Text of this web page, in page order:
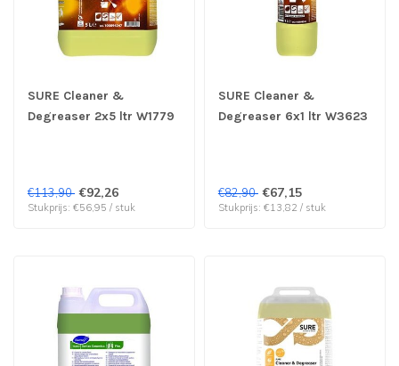
SURE Cleaner &
Degreaser 2x5 ltr W1779
€113,90 €92,26
Stukprijs: €56,95 / stuk
SURE Cleaner &
Degreaser 6x1 ltr W3623
€82,90 €67,15
Stukprijs: €13,82 / stuk